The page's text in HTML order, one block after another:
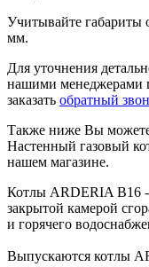
Учитывайте габариты
мм.
Для уточнения
нашими менеджерами
заказать обратный
Также ниже Вы можете
Настенный газовый
нашем магазине.
Котлы ARDERIA B16 -
закрытой камерой
и горячего
Выпускаются котлы